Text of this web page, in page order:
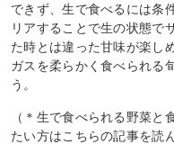
できず、生で食べるには条
リアすることで生の状態で
た時とは違った甘味が楽し
ガスを柔らかく食べられる
う。
（＊生で食べられる野菜と
たい方はこちらの記事を読